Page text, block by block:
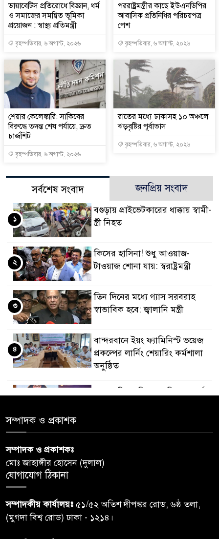
ডায়াবেটিস প্রতিরোধে বিজ্ঞান, ধর্ম
ও সমাজের সমন্বিত ভূমিকা
প্রয়োজন : স্বাস্থ্য প্রতিমন্ত্রী
বৃহস্পতিবার, ৬ অগাস্ট, ২০২৬
পররাষ্ট্রমন্ত্রীর কা‌ছে ইউএনডিপির
আবাসিক প্রতিনিধির পরিচয়পত্র
পেশ
বৃহস্পতিবার, ৬ অগাস্ট, ২০২৬
শেয়ার কেলেঙ্কারি: সাকিবের
বিরুদ্ধে তদন্ত শেষ পর্যায়ে, দ্রুত
চার্জশিট
বৃহস্পতিবার, ৬ অগাস্ট, ২০২৬
রাতের মধ্যে ঢাকাসহ ১০ অঞ্চলে
ঝড়বৃষ্টির পূর্বাভাস
বৃহস্পতিবার, ৬ অগাস্ট, ২০২৬
সর্বশেষ সংবাদ জনপ্রিয় সংবাদ
বগুড়ায় প্রাইভেটকারের ধাক্কায় স্বামী-
স্ত্রী নিহত
১
কিসের হাসিনা! শুধু আওয়াজ-
টাওয়াজ শোনা যায়: স্বরাষ্ট্রমন্ত্রী
২
তিন দিনের মধ্যে গ্যাস সরবরাহ
স্বাভাবিক হবে: জ্বালানি মন্ত্রী
৩
বান্দরবানে ইয়ং ফ্যামিনিস্ট ভয়েজ
প্রকল্পের লার্নিং শেয়ারিং কর্মশালা
অনুষ্ঠিত
৪
পেশ
৬
তদন্ত শেষ পর্যায়ে, দ্রুত চার্জশিট
৭
সম্পাদক ও প্রকাশক
সম্পাদক ও প্রকাশকঃ
মোঃ জাহাঙ্গীর হোসেন (দুলাল)
যোগাযোগ ঠিকানা
সম্পাদকীয় কার্যালয়ঃ ৫১/৫২ অতিশ দীপঙ্কর রোড, ৬ষ্ঠ তলা,
(মুগদা বিশ্ব রোড) ঢাকা - ১২১৪।